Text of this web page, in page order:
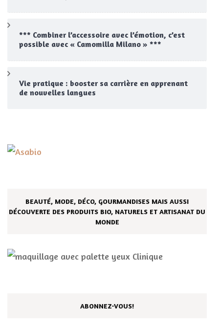
*** Combiner l’accessoire avec l’émotion, c’est
possible avec « Camomilla Milano » ***
Vie pratique : booster sa carrière en apprenant
de nouvelles langues
BEAUTÉ, MODE, DÉCO, GOURMANDISES MAIS AUSSI
DÉCOUVERTE DES PRODUITS BIO, NATURELS ET ARTISANAT DU
MONDE
ABONNEZ-VOUS!